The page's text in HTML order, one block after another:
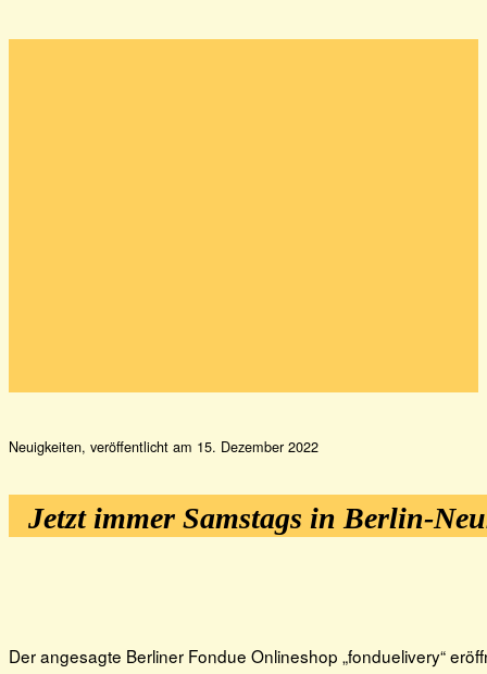
Neuigkeiten, veröffentlicht am 15. Dezember 2022
Jetzt immer Samstags in Berlin-
Der angesagte Berliner Fondue Onlineshop „fonduelivery“